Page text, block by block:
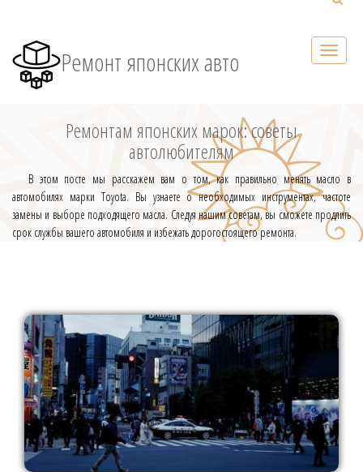
Ремонт японских авто
Ремонтам японских марок: советы
автолюбителям
В этом посте мы расскажем вам о том, как правильно менять масло в
автомобилях марки Toyota. Вы узнаете о необходимых инструментах, частоте
замены и выборе подходящего масла. Следуя нашим советам, вы сможете продлить
срок службы вашего автомобиля и избежать дорогостоящего ремонта.